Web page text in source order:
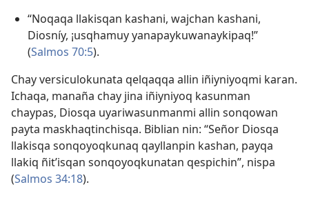
“Noqaqa llakisqan kashani, wajchan kashani,
Diosníy, ¡usqhamuy yanapaykuwanaykipaq!”
(Salmos 70:5).
Chay versiculokunata qelqaqqa allin iñiyniyoqmi karan.
Ichaqa, manaña chay jina iñiyniyoq kasunman
chaypas, Diosqa uyariwasunmanmi allin sonqowan
payta maskhaqtinchisqa. Biblian nin: “Señor Diosqa
llakisqa sonqoyoqkunaq qayllanpin kashan, payqa
llakiq ñit’isqan sonqoyoqkunatan qespichin”, nispa
(Salmos 34:18).